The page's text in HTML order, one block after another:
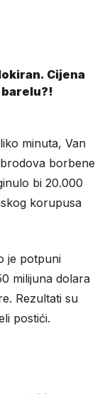
Cijena
barelu?!
minuta, Van
brodova borbene
bi 20.000
korupusa
je potpuni
milijuna dolara
Rezultati su
postići.